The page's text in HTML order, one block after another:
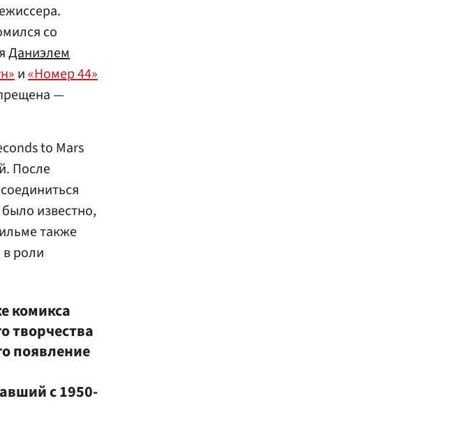
со
Даниэлем
и«Номер 44»
—
to Mars
После
известно,
также
роли
комикса
творчества
появление
с 1950-